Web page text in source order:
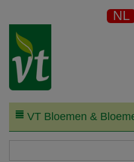
NL
VT Bloemen &